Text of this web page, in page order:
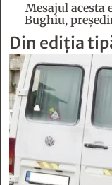
Mesajul acesta
Bughiu,
Din ediția